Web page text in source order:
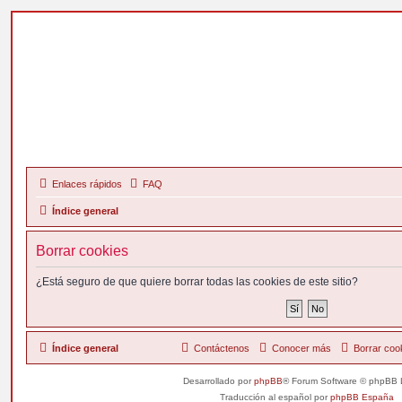
Enlaces rápidos FAQ
Índice general
Borrar cookies
¿Está seguro de que quiere borrar todas las cookies de este sitio?
Índice general Borrar
Conocer más
Contáctenos
Desarrollado porphpBB® Forum Software © phpBB
Traducción al español porphpBB España